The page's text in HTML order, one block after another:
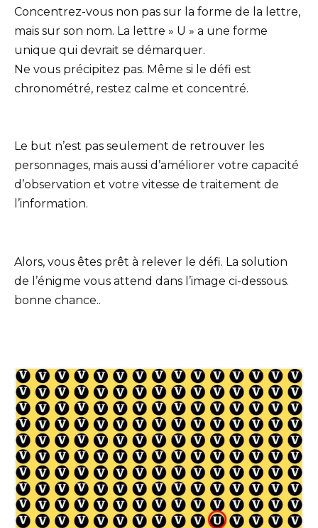
Concentrez-vous non pas sur la forme de la lettre,
mais sur son nom. La lettre » U » a une forme
unique qui devrait se démarquer.
Ne vous précipitez pas. Même si le défi est
chronométré, restez calme et concentré.
Le but n’est pas seulement de retrouver les
personnages, mais aussi d’améliorer votre capacité
d’observation et votre vitesse de traitement de
l’information.
Alors, vous êtes prêt à relever le défi. La solution
de l’énigme vous attend dans l’image ci-dessous.
bonne chance..